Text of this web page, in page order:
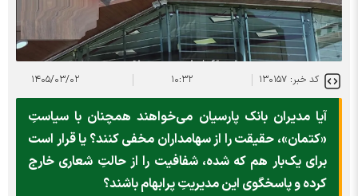
کد خبر: ۱۳۰۱۵۷ ۱۰:۳۲ ۱۴۰۵/۰۳/۰۲
آیا مدیران بانک پارسیان می‌خواهند همچنان با سیاستِ
«کتمان»، حقیقت را از سهامداران مخفی کنند؟ یا قرار است
برای یک‌بار هم که شده، شفافیت را از حالتِ شعاری خارج
کرده و پاسخگوی این مدیریتِ پرابهام باشند؟